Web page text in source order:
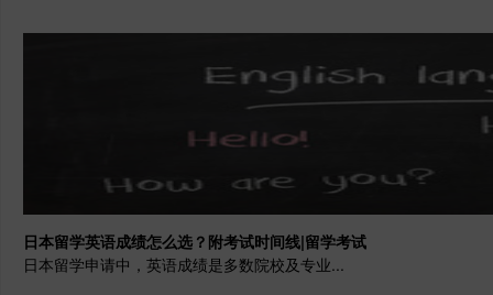
日本留学英语成绩怎么选？附考试时间线|留学考试
日本留学申请中，英语成绩是多数院校及专业...